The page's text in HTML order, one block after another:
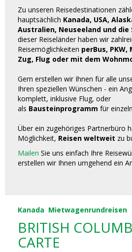
Zu unseren Reisedestinationen
hauptsächlich Kanada, USA,
Australien, Neuseeland und die
dieser Reiseländer haben wir
Reisemöglichkeiten perBus,
Zug, Flug oder mit dem
Gern erstellen wir Ihnen für alle
Ihren speziellen Wünschen - ein
komplett, inklusive Flug, oder
als Bausteinprogramm für
Über ein zugehöriges Partnerbüro
Möglichkeit, Reisen weltweit zu
Mailen Sie uns einfach Ihre
erstellen wir Ihnen umgehend ein
Kanada Mietwagenrundreisen
BRITISH
CARTE